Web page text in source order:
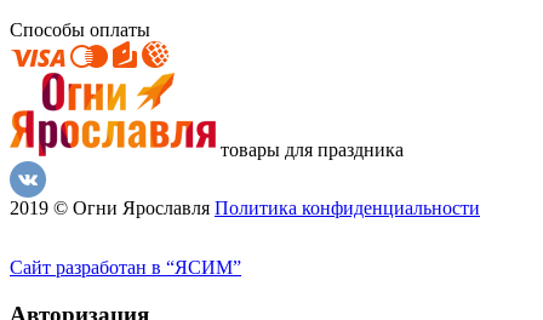
Способы оплаты
товары для праздника
2019 © Огни Ярославля Политика конфиденциальности
Сайт разработан в “ЯСИМ”
Авторизация